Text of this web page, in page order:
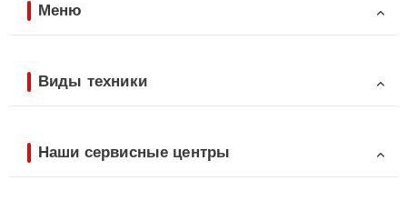
Меню
Виды техники
Наши сервисные центры